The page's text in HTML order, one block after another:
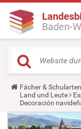
Baden-
Y
o
u
a
r
e
Fächer & Schularten
Land und Leute
Decoración